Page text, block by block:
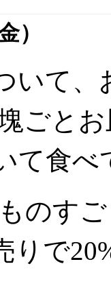
）
いて、
ごと
て食べ
のす
りで